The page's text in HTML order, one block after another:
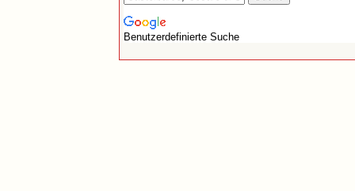
Benutzerdefinierte Suche